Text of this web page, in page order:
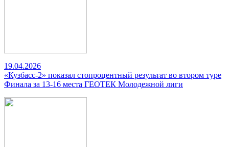
19.04.2026
«Кузбасс-2» показал стопроцентный результат во втором туре
Финала за 13-16 места ГЕОТЕК Молодежной лиги